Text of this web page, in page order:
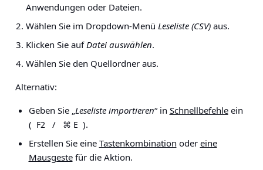
Anwendungen oder Dateien.
Wählen Sie im Dropdown-Menü Leseliste (CSV) aus.
Klicken Sie auf Datei auswählen.
Wählen Sie den Quellordner aus.
Alternativ:
Geben Sie „ Leseliste importieren“ in Schnellbefehleein
( F2 / ⌘ E ).
Erstellen Sie eine Tastenkombination oder eine
Mausgestefür die Aktion.